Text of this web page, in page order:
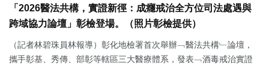
「2026醫法共構，實證新徑：成癮戒治全方位司法處遇與
跨域協力論壇」彰檢登場。（照片彰檢提供）
（記者林碧珠員林報導）彰化地檢署首次舉辦﹁醫法共構﹂論壇，
攜手彰基、秀傳、部彰等轄區三大醫療體系，發表﹁酒毒戒治實證